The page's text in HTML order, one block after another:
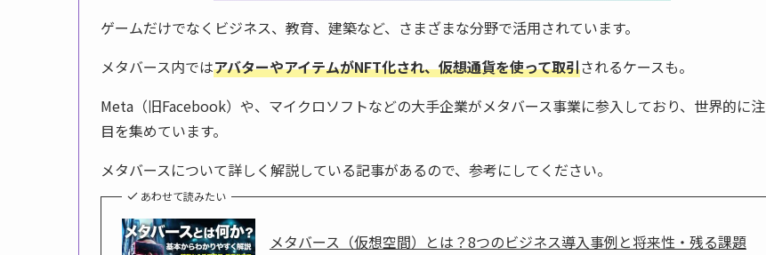
ゲームだけでなくビジネス、教育、建築など、さまざまな分野で活用されています。
メタバース内ではアバターやアイテムがNFT化され、仮想通貨を使って取引されるケースも。
Meta（旧Facebook）や、マイクロソフトなどの大手企業がメタバース事業に参入しており、世界的に注
目を集めています。
メタバースについて詳しく解説している記事があるので、参考にしてください。
あわせて読みたい
メタバース（仮想空間）とは？8つのビジネス導入事例と将来性・残る課題